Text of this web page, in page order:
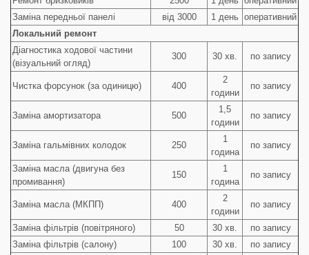
Заміна передньої панелі
від 3000 1 день оперативний
Локальний ремонт
Діагностика ходової частини
(візуальний огляд)
300 30 хв. по запису
Чистка форсунок (за одиницю) 400
2
години
по запису
Заміна амортизатора 500
1,5
години
по запису
Заміна гальмівних колодок 250
1
година
по запису
Заміна масла (двигуна без
промивання)
150
1
година
по запису
Заміна масла (МКПП) 400
2
години
по запису
Заміна фільтрів (повітряного) 50 30 хв.
по запису
Заміна фільтрів (салону)
100 30 хв. по запису